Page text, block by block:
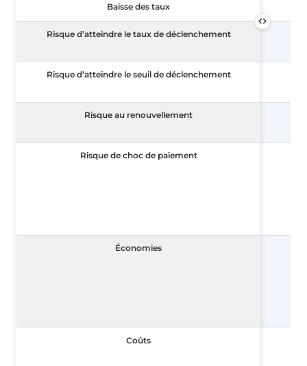
Baisse des taux
Risque d’atteindre le taux de déclenchement
Risque d’atteindre le seuil de déclenchement
Risque au renouvellement
Risque de choc de paiement
Économies
Coûts
Baisse des taux
Risque d’atteindre le taux de déclenchement
Risque d’atteindre le seuil de déclenchement
Risque au renouvellement
Risque de choc de paiement
Économies
Coûts